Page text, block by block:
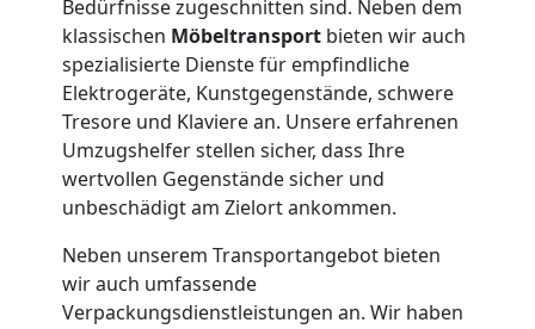
Bedürfnisse zugeschnitten sind. Neben dem
klassischen Möbeltransport bieten wir auch
spezialisierte Dienste für empfindliche
Elektrogeräte, Kunstgegenstände, schwere
Tresore und Klaviere an. Unsere erfahrenen
Umzugshelfer stellen sicher, dass Ihre
wertvollen Gegenstände sicher und
unbeschädigt am Zielort ankommen.
Neben unserem Transportangebot bieten
wir auch umfassende
Verpackungsdienstleistungen an. Wir haben
Mann
LKW
Leonding
Kunsttransport